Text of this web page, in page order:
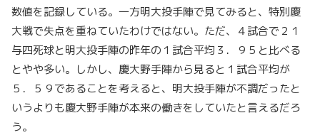
数値を記録している。一方明大投手陣で見てみると、特別慶
大戦で失点を重ねていたわけではない。ただ、４試合で２１
与四死球と明大投手陣の昨年の１試合平均３．９５と比べる
とやや多い。しかし、慶大野手陣から見ると１試合平均が
５．５９であることを考えると、明大投手陣が不調だったと
いうよりも慶大野手陣が本来の働きをしていたと言えるだろ
う。